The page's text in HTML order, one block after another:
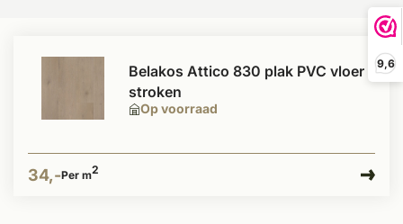
9,6
Op voorraad
Belakos Attico 830 plak PVC vloer
stroken
34,-Per m2